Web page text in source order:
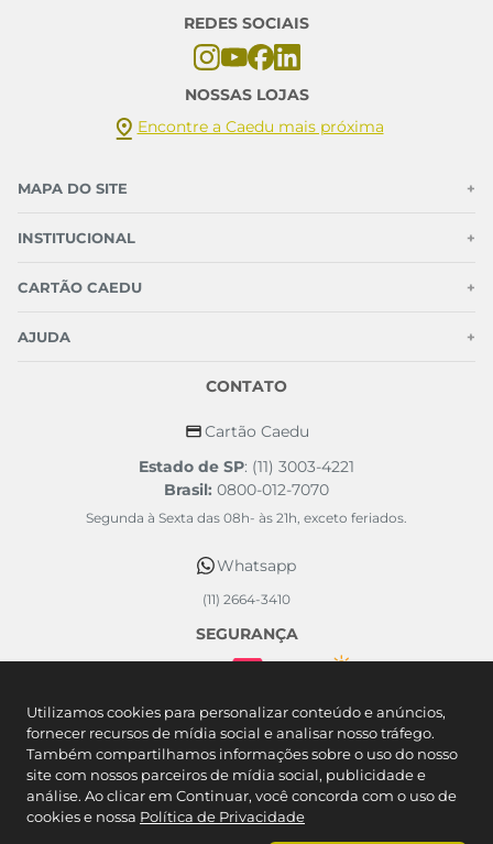
Utilizamos cookies para personalizar conteúdo e anúncios,
fornecer recursos de mídia social e analisar nosso tráfego.
Também compartilhamos informações sobre o uso do nosso
site com nossos parceiros de mídia social, publicidade e
análise. Ao clicar em Continuar, você concorda com o uso de
cookies e nossa Política de Privacidade
REDES SOCIAIS
NOSSAS LOJAS
Encontre a Caedu mais próxima
MAPA DO SITE +
INSTITUCIONAL +
CARTÃO CAEDU +
AJUDA +
CONTATO
Cartão Caedu
Estado de SP: (11) 3003-4221
Brasil: 0800-012-7070
Segunda à Sexta das 08h- às 21h, exceto feriados.
Whatsapp
(11) 2664-3410
SEGURANÇA
FORMAS DE PAGAMENTO